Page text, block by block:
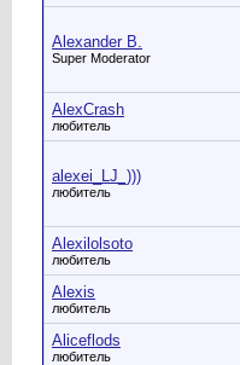
Alexander B.
Super Moderator
AlexCrash
любитель
alexei_LJ_)))
любитель
Alexilolsoto
любитель
Alexis
любитель
Aliceflods
любитель